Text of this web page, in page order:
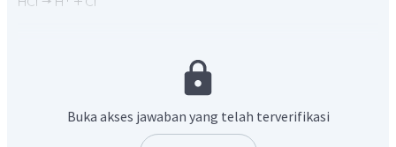
melalui perhitungan di bawah ini;
Buka akses jawaban yang telah terverifikasi